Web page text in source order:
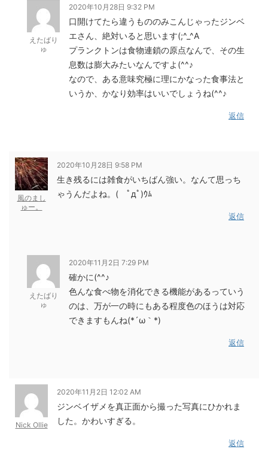
えたばり
ゅ
2020年10月28日 9:32 PM
口開けてたら違うもののみこんじゃったジンベ
エさん、絶対いると思います(;^_^A
プランクトンは食物連鎖の原点なんで、その生
息数は膨大みたいなんですよ(^^♪
なので、ある意味究極に理にかなった食事法と
いうか、かなり効率はいいでしょうね(^^♪
返信
風のまし
ゅー。
2020年10月28日 9:58 PM
生き残るには雑食がいちばん強い。なんて思っち
ゃうんだよね。( ﾟдﾟ)ｳﾑ
返信
えたばり
ゅ
2020年11月2日 7:29 PM
確かに(^^♪
色んな食べ物を消化できる機能があるっていう
のは、万が一の時にもある程度色のほうは対応
できますもんね(*´ω｀*)
返信
Nick Ollie
2020年11月2日 12:02 AM
ジンベイザメを真正面から撮った写真にひかれま
した。かわいすぎる。
返信